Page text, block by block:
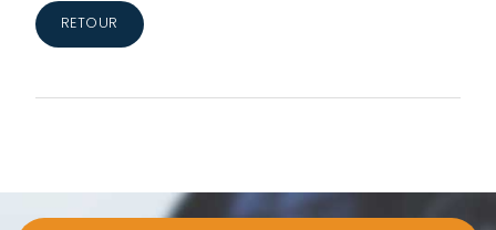
RETOUR